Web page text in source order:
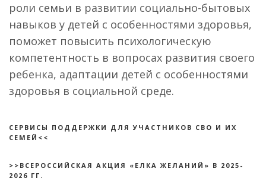
роли семьи в развитии социально-бытовых
навыков у детей с особенностями здоровья,
поможет повысить психологическую
компетентность в вопросах развития своего
ребенка, адаптации детей с особенностями
здоровья в социальной среде.
СЕРВИСЫ ПОДДЕРЖКИ ДЛЯ УЧАСТНИКОВ СВО И ИХ
СЕМЕЙ<<
>>ВСЕРОССИЙСКАЯ АКЦИЯ «ЕЛКА ЖЕЛАНИЙ» В 2025-
2026 ГГ.